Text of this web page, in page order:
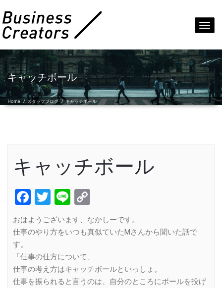
キャッチボール
Home / スタッフブログ /キャッチボール
キャッチボール
Facebook
Twitter
Line
Link
おはようございます、なかしーです。
仕事のやり方をいつも真似ていたMさんから聞いた話で
す。
「仕事の仕方について、
仕事の考え方はキャッチボールといっしょ。
仕事を振られると言うのは、自分のところにボールを投げ